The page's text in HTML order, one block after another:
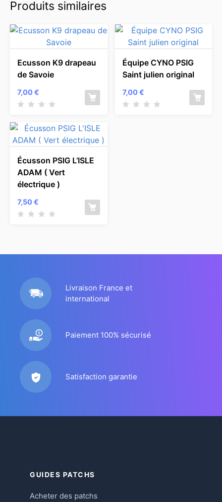
Produits similaires
Ecusson K9 drapeau
de Savoie
7,00 €
Équipe CYNO PSIG
Saint julien original
7,00 €
Écusson PSIG L’ISLE
ADAM ( Vert
électrique )
7,50 €
Livraison France et
international
Paiement 100% sécurisé
Satisfaction garantie
GUIDES PATCHS
Acheter des patchs